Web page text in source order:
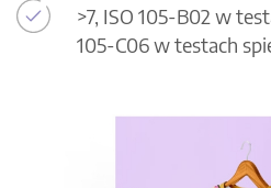
>7, ISO 105-B02 w
105-C06 w testach